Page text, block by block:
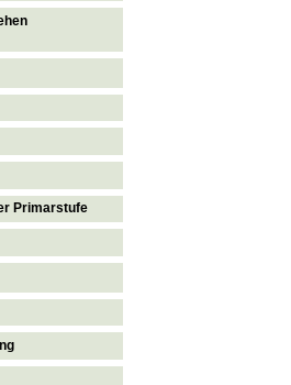
Primarstufe